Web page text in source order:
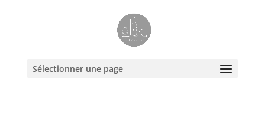
Sélectionner une page